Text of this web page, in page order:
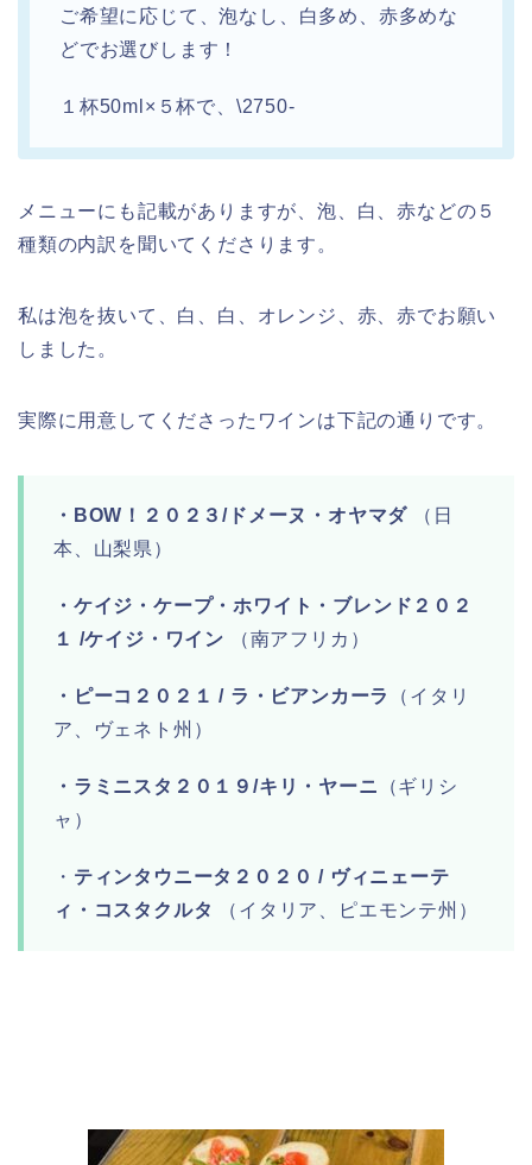
ご希望に応じて、泡なし、白多め、赤多めな
どでお選びします！
１杯50ml×５杯で、\2750-
メニューにも記載がありますが、泡、白、赤などの５
種類の内訳を聞いてくださります。
私は泡を抜いて、白、白、オレンジ、赤、赤でお願い
しました。
実際に用意してくださったワインは下記の通りです。
・BOW！２０２３/ドメーヌ・オヤマダ
（日
本、山梨県）
・ケイジ・ケープ・ホワイト・ブレンド２０２
１ /ケイジ・ワイン
（南アフリカ）
・ピーコ２０２１ / ラ・ビアンカーラ
（イタリ
ア、ヴェネト州）
・ラミニスタ２０１９/キリ・ヤーニ （ギリシ
ャ）
・ ティンタウニータ２０２０ / ヴィニェーテ
ィ・コスタクルタ
（イタリア、ピエモンテ州）